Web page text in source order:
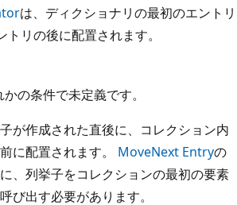
は、ディクショナリの最初のエントリ
リの後に配置されます。
の条件で未定義です。
が作成された直後に、コレクション内
に配置されます。 MoveNext Entryの
、列挙子をコレクションの最初の要素
び出す必要があります。